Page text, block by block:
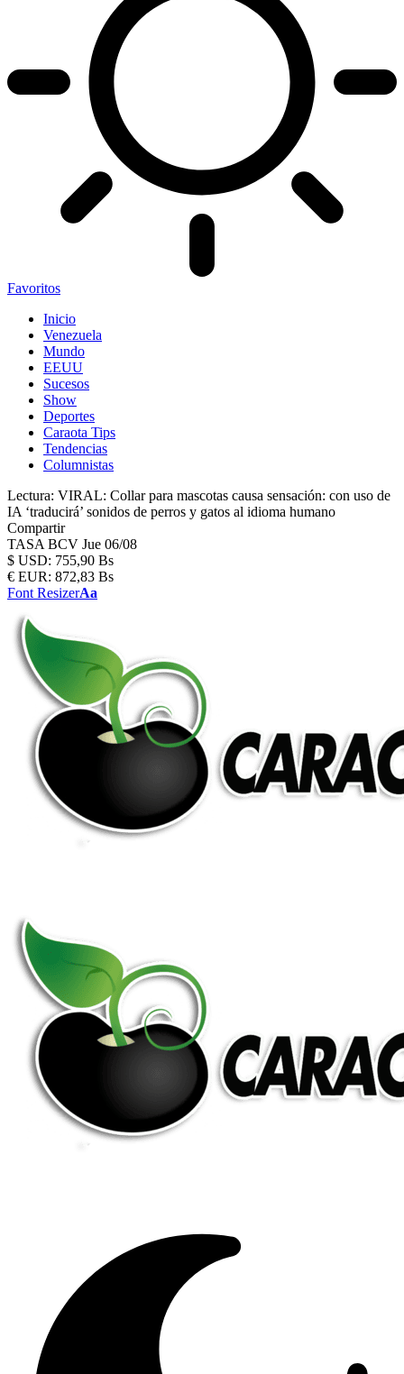
Favoritos
Inicio
Venezuela
Mundo
EEUU
Sucesos
Show
Deportes
Caraota Tips
Tendencias
Columnistas
Lectura: VIRAL: Collar para mascotas causa sensación: con uso de
IA ‘traducirá’ sonidos de perros y gatos al idioma humano
Compartir
TASA BCV Jue 06/08
$ USD: 755,90 Bs
€ EUR: 872,83 Bs
Font ResizerAa